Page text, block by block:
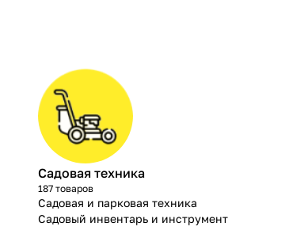
Садовая техника
187 товаров
Садовая и парковая техника
Садовый инвентарь и инструмент